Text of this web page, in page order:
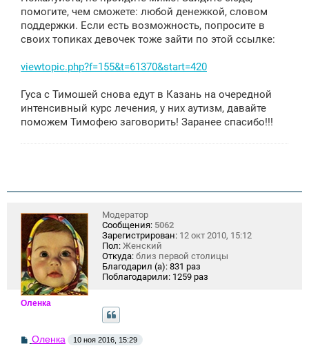
и
помогите, чем сможете: любой денежкой, словом
поддержки. Если есть возможность, попросите в
своих топиках девочек тоже зайти по этой ссылке:
viewtopic.php?f=155&t=61370&start=420
Гуса с Тимошей снова едут в Казань на очередной
интенсивный курс лечения, у них аутизм, давайте
поможем Тимофею заговорить! Заранее спасибо!!!
Оленка
Модератор
Сообщения: 5062
Зарегистрирован: 12 окт 2010, 15:12
Пол: Женский
Откуда: близ первой столицы
Благодарил (а): 831 раз
Поблагодарили: 1259 раз
С
о
Оленка 10 ноя 2016, 15:29